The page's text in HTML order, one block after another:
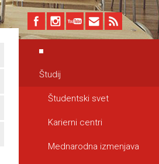
Študij
Študentski svet
Karierni centri
Mednarodna izmenjava